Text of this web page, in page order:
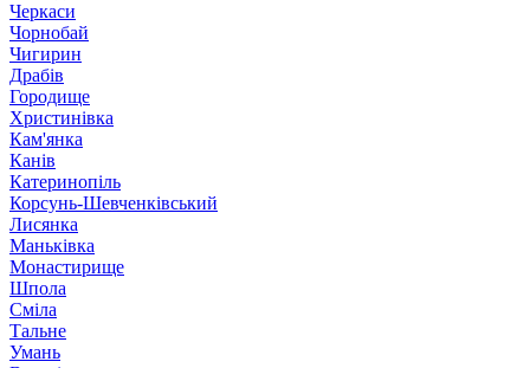
Черкаси
Чорнобай
Чигирин
Драбів
Городище
Христинівка
Кам'янка
Канів
Катеринопіль
Корсунь-Шевченківський
Лисянка
Маньківка
Монастирище
Шпола
Сміла
Тальне
Умань